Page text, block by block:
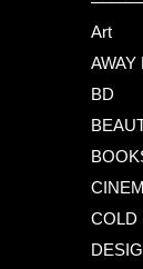
Art
AWAY
BD
COLD